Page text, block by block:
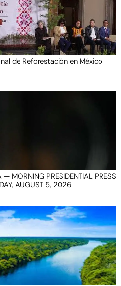
de Reforestación en México
— MORNING PRESIDENTIAL PRESS
AUGUST 5, 2026